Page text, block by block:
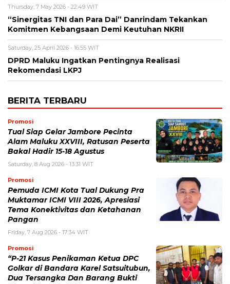
Thursday, 7 May 2026 - 22:49 WIT
“Sinergitas TNI dan Para Dai” Danrindam Tekankan
Komitmen Kebangsaan Demi Keutuhan NKRII ‎
Saturday, 25 April 2026 - 16:55 WIT
DPRD Maluku Ingatkan Pentingnya Realisasi
Rekomendasi LKPJ
BERITA TERBARU
Promosi
Tual Siap Gelar Jambore Pecinta
Alam Maluku XXVIII, Ratusan Peserta
Bakal Hadir 15-18 Agustus
Saturday, 8 Aug 2026 - 13:31 WIT
Promosi
Pemuda ICMI Kota Tual Dukung Pra
Muktamar ICMI VIII 2026, Apresiasi
Tema Konektivitas dan Ketahanan
Pangan
Friday, 7 Aug 2026 - 17:34 WIT
Promosi
“P-21 Kasus Penikaman Ketua DPC
Golkar di Bandara Karel Satsuitubun,
Dua Tersangka Dan Barang Bukti